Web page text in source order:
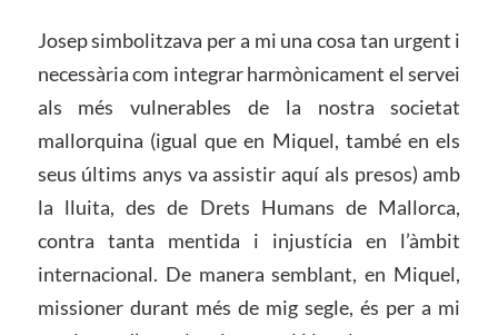
Josep simbolitzava per a mi una cosa tan urgent i
necessària com integrar harmònicament el servei
als més vulnerables de la nostra societat
mallorquina (igual que en Miquel, també en els
seus últims anys va assistir aquí als presos) amb
la lluita, des de Drets Humans de Mallorca,
contra tanta mentida i injustícia en l’àmbit
internacional. De manera semblant, en Miquel,
missioner durant més de mig segle, és per a mi